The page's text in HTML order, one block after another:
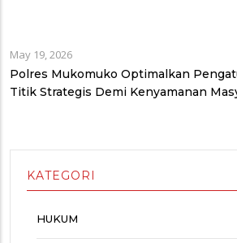
May 19, 2026
Polres Mukomuko Optimalkan
Titik Strategis Demi Kenyamanan
KATEGORI
HUKUM